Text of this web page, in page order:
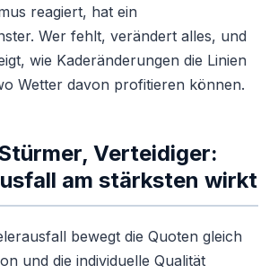
reagiert, hat ein
Wer fehlt, verändert alles, und
wie Kaderänderungen die Linien
Wetter davon profitieren können.
Verteidiger:
am stärksten wirkt
bewegt die Quoten gleich
und die individuelle Qualität